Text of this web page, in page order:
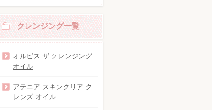
クレンジング一覧
オルビス ザ クレンジング
オイル
アテニア スキンクリア ク
レンズ オイル